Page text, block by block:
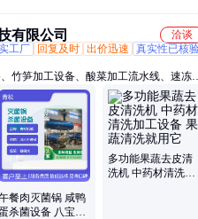
有限公司
洽谈
工厂 回复及时 出价迅速
真实性已核
竹笋加工设备、酸菜加工流水线、速冻
蒸煮漂烫机、真空包装机、真空滚揉机、
滚筒清洗机、高压滚杠清洗机、毛刷清洗
腌菜加工设备、小龙虾加工生产线、预制
备、中央厨房净菜加工线、肉制品加工生
杀菌锅、夹层锅、真空包装清洗风干线、
餐肉灭菌锅 咸鸭
杀菌设备 八宝粥
多功能果蔬去皮清
洗机 中药材清洗加